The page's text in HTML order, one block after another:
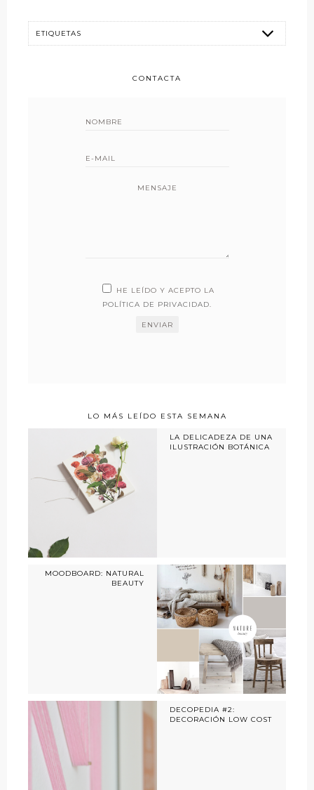
CONTACTA
MENSAJE
HE LEÍDO Y ACEPTO LA
POLÍTICA DE PRIVACIDAD.
LO MÁS LEÍDO ESTA SEMANA
LA DELICADEZA DE UNA
ILUSTRACIÓN BOTÁNICA
MOODBOARD: NATURAL
BEAUTY
DECOPEDIA #2:
DECORACIÓN LOW COST